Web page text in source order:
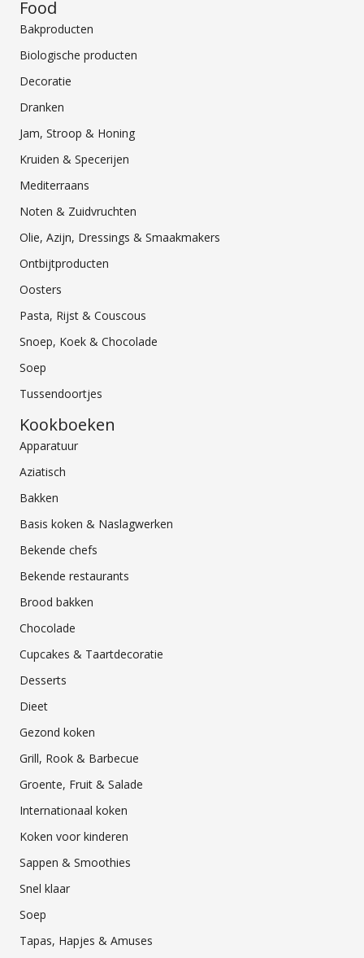
Food
Bakproducten
Biologische producten
Decoratie
Dranken
Jam, Stroop & Honing
Kruiden & Specerijen
Mediterraans
Noten & Zuidvruchten
Olie, Azijn, Dressings & Smaakmakers
Ontbijtproducten
Oosters
Pasta, Rijst & Couscous
Snoep, Koek & Chocolade
Soep
Tussendoortjes
Kookboeken
Apparatuur
Aziatisch
Bakken
Basis koken & Naslagwerken
Bekende chefs
Bekende restaurants
Brood bakken
Chocolade
Cupcakes & Taartdecoratie
Desserts
Dieet
Gezond koken
Grill, Rook & Barbecue
Groente, Fruit & Salade
Internationaal koken
Koken voor kinderen
Sappen & Smoothies
Snel klaar
Soep
Tapas, Hapjes & Amuses